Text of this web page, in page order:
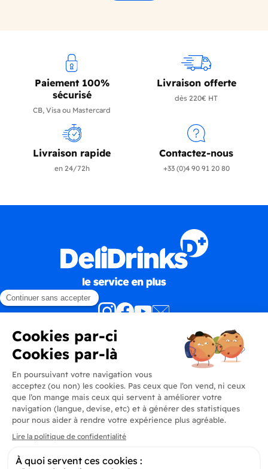
Paiement 100%
sécurisé
CB, Visa ou Mastercard
Livraison offerte
dès 220€ HT
Livraison rapide
en 24/72h
Contactez-nous
+33 (0)4 90 91 20 80
Produits
En savoir plus
Informations